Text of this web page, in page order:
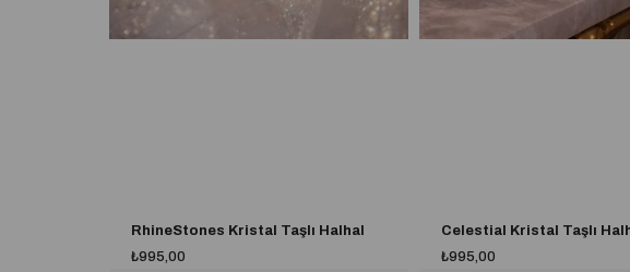
RhineStones Kristal Taşlı Halhal
₺995,00
Celestial Kristal Taşlı
₺995,00